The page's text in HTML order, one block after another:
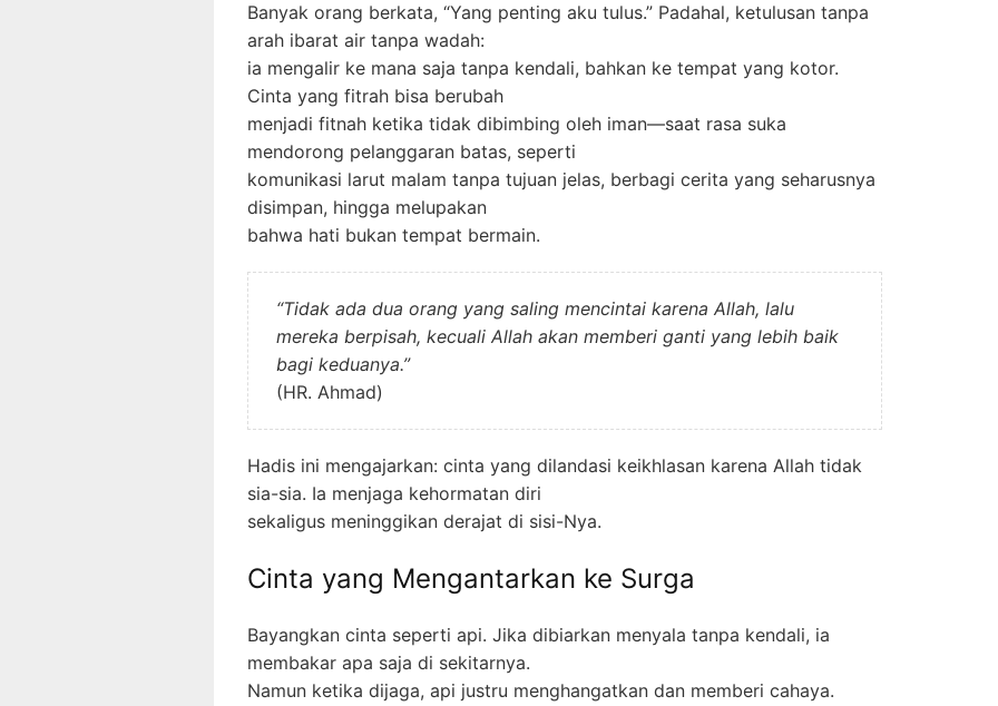
Banyak orang berkata, “Yang penting aku tulus.” Padahal, ketulusan tanpa
arah ibarat air tanpa wadah:
ia mengalir ke mana saja tanpa kendali, bahkan ke tempat yang kotor.
Cinta yang fitrah bisa berubah
menjadi fitnah ketika tidak dibimbing oleh iman—saat rasa suka
mendorong pelanggaran batas, seperti
komunikasi larut malam tanpa tujuan jelas, berbagi cerita yang seharusnya
disimpan, hingga melupakan
bahwa hati bukan tempat bermain.
“Tidak ada dua orang yang saling mencintai karena Allah, lalu
mereka berpisah, kecuali Allah akan memberi ganti yang lebih baik
bagi keduanya.”
(HR. Ahmad)
Hadis ini mengajarkan: cinta yang dilandasi keikhlasan karena Allah tidak
sia-sia. Ia menjaga kehormatan diri
sekaligus meninggikan derajat di sisi-Nya.
Cinta yang Mengantarkan ke Surga
Bayangkan cinta seperti api. Jika dibiarkan menyala tanpa kendali, ia
membakar apa saja di sekitarnya.
Namun ketika dijaga, api justru menghangatkan dan memberi cahaya.